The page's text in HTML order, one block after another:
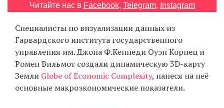
Читайте нас в Facebook, Telegram, Instagram
Специалисты по визуализации данных из
Гарвардского института государственного
управления им. Джона Ф.Кеннеди Оуэн Корнец и
Ромен Вильмот создали динамическую 3D-карту
Земли Globe of Economic Complexity, нанеся на неё
основные макроэкономические показатели.